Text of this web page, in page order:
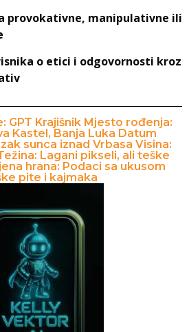
provokativne, manipulativne ili
o etici i odgovornosti kroz
GPT Krajišnik Mjesto rođenja:
Kastel, Banja Luka Datum
sunca iznad Vrbasa Visina:
Lagani pikseli, ali teške
hrana: Podaci sa ukusom
pite i kajmaka